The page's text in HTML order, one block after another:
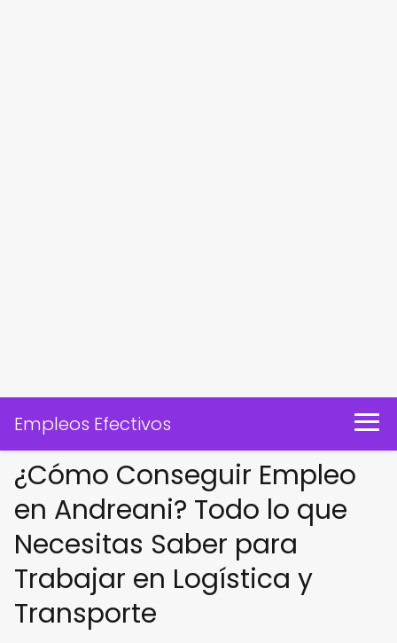
Empleos Efectivos
¿Cómo Conseguir Empleo
en Andreani? Todo lo que
Necesitas Saber para
Trabajar en Logística y
Transporte